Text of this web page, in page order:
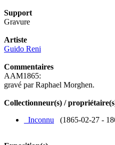
Support
Gravure
Artiste
Guido Reni
Commentaires
AAM1865:
gravé par Raphael Morghen.
Collectionneur(s) /
_Inconnu (1865-02-27 -